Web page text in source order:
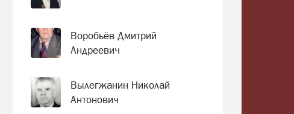
Воробьёв Дмитрий
Андреевич
Вылегжанин Николай
Антонович